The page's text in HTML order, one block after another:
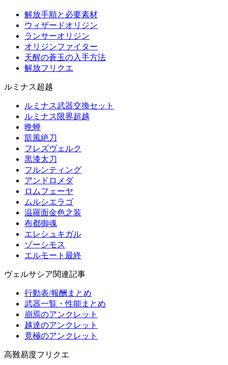
解放手順と必要素材
ウィザードオリジン
ランサーオリジン
オリジンファイター
天醒の蒼玉の入手方法
解放フリクエ
ルミナス超越
ルミナス武器交換セット
ルミナス限界超越
晩蝉
凱風絶刀
フレズヴェルク
黒漆太刀
フルンティング
アンドロメダ
ロムフェーヤ
ムルシエラゴ
温羅面金色之装
布都御魂
エレシュキガル
ゾーシモス
エルモート最終
ヴェルサシア関連記事
行動表/報酬まとめ
武器一覧・性能まとめ
崩焉のアンクレット
越達のアンクレット
竟極のアンクレット
高難易度フリクエ